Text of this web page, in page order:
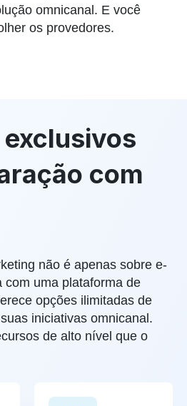
omnicanal. E você
os provedores.
com
não é apenas sobre e-
com uma plataforma de
opções ilimitadas de
iniciativas omnicanal.
de alto nível que o